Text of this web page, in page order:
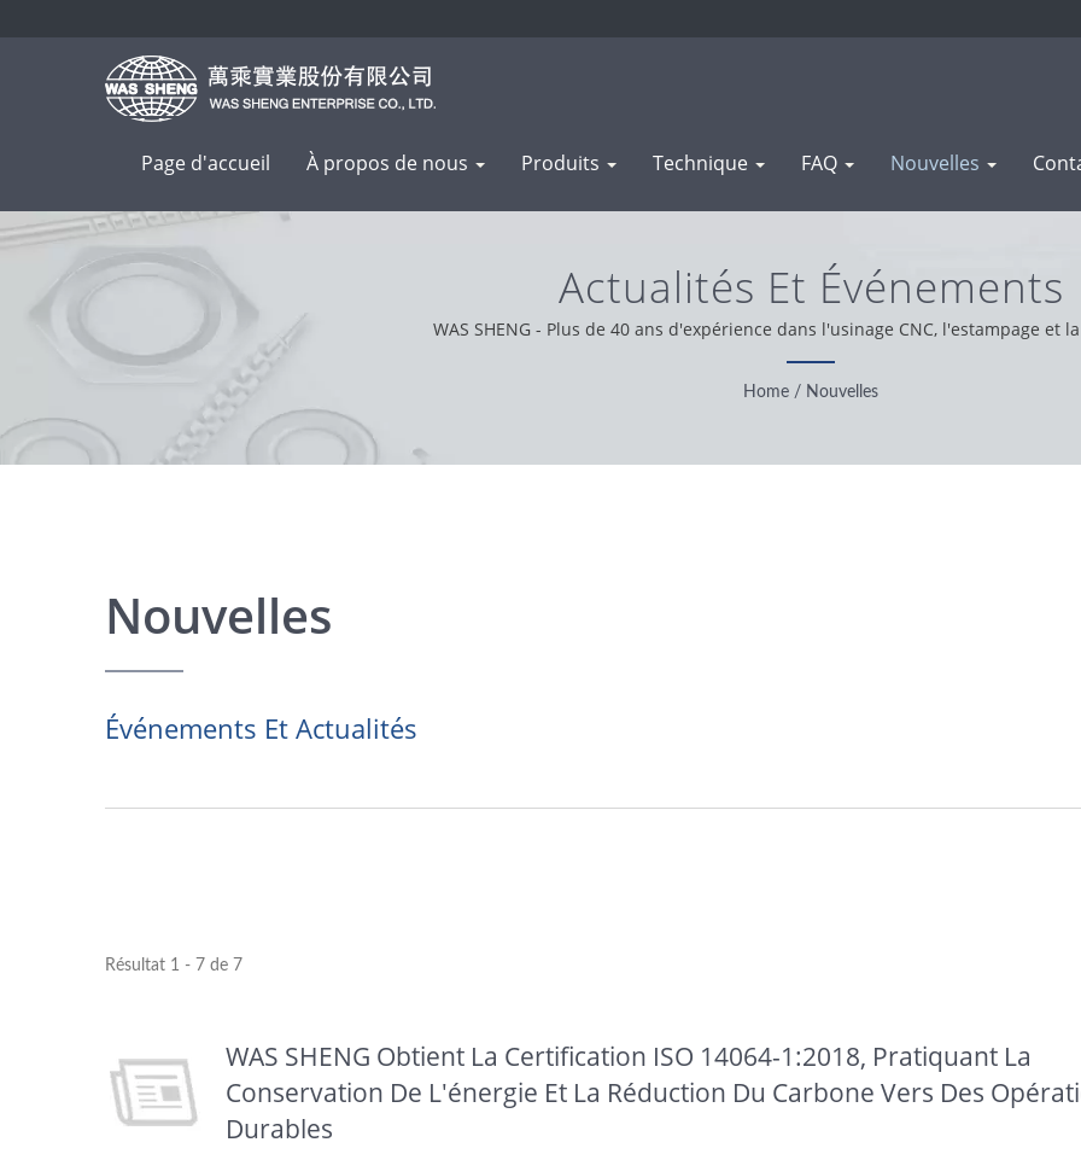
Page d'accueil À propos de nous Produits Technique FAQ Nouvelles
Actualités Et Événements
WAS SHENG - Plus de 40 ans d'expérience dans l'usinage CNC, l'estampage et
Home / Nouvelles
Nouvelles
Événements Et Actualités
Résultat 1 - 7 de 7
WAS SHENG Obtient La Certification ISO 14064-1:2018, Pratiquant La
Conservation De L'énergie Et La Réduction Du Carbone Vers Des
Durables
Insertions En Laiton